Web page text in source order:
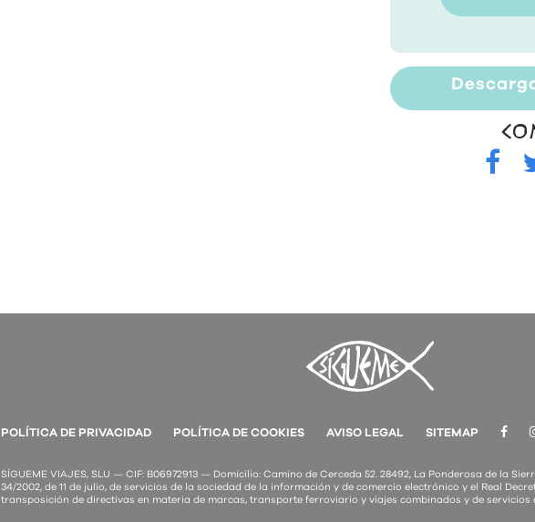
POLÍTICA DE PRIVACIDAD POLÍTICA DE COOKIES AVISO LEGAL SITEMAP
SÍGUEME VIAJES, SLU — CIF: B06972913 — Domicilio: Camino de Cerceda 52. 28492, La Ponderosa de la
34/2002, de 11 de julio, de servicios de la sociedad de la información y de comercio electrónico y el Real
transposición de directivas en materia de marcas, transporte ferroviario y viajes combinados y de servicios